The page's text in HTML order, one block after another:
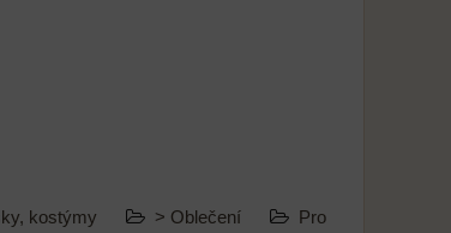
kostýmy > Oblečení
Pro